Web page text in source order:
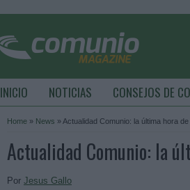
INICIO NOTICIAS CONSEJOS DE
Home » News » Actualidad Comunio: la última hora
Actualidad Comunio: la
Por Jesus Gallo